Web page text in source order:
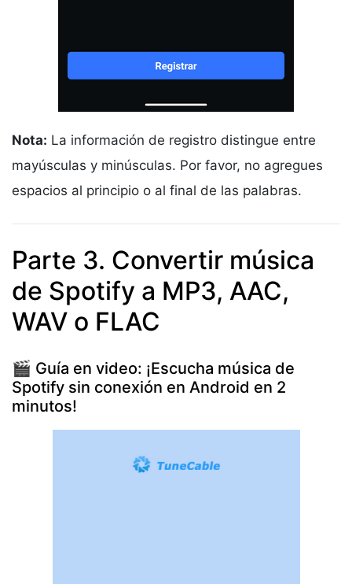
Nota: La información de registro distingue entre
mayúsculas y minúsculas. Por favor, no agregues
espacios al principio o al final de las palabras.
Parte 3. Convertir música
de Spotify a MP3, AAC,
WAV o FLAC
🎬 Guía en video: ¡Escucha música de
Spotify sin conexión en Android en 2
minutos!